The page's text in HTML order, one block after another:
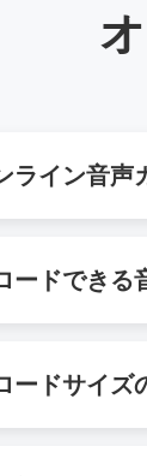
ライン音声
ードできる
ードサイズ